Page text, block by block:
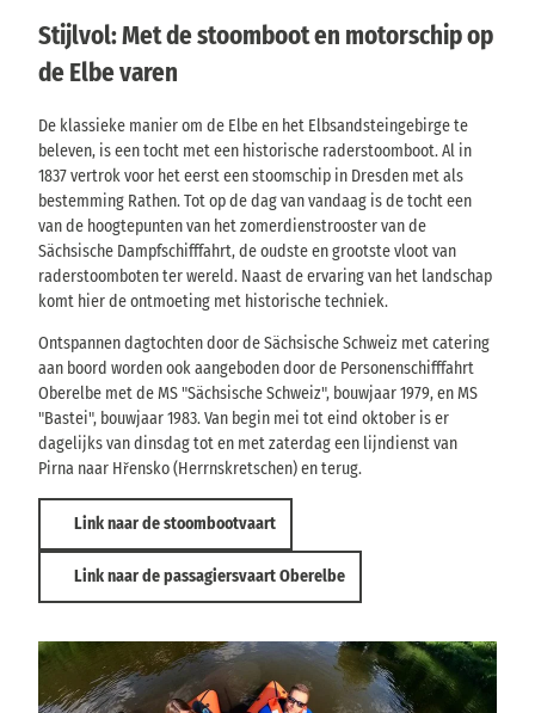
Stijlvol: Met de stoomboot en motorschip op
de Elbe varen
De klassieke manier om de Elbe en het Elbsandsteingebirge te
beleven, is een tocht met een historische raderstoomboot. Al in
1837 vertrok voor het eerst een stoomschip in Dresden met als
bestemming Rathen. Tot op de dag van vandaag is de tocht een
van de hoogtepunten van het zomerdienstrooster van de
Sächsische Dampfschifffahrt, de oudste en grootste vloot van
raderstoomboten ter wereld. Naast de ervaring van het landschap
komt hier de ontmoeting met historische techniek.
Ontspannen dagtochten door de Sächsische Schweiz met catering
aan boord worden ook aangeboden door de Personenschifffahrt
Oberelbe met de MS "Sächsische Schweiz", bouwjaar 1979, en MS
"Bastei", bouwjaar 1983. Van begin mei tot eind oktober is er
dagelijks van dinsdag tot en met zaterdag een lijndienst van
Pirna naar Hřensko (Herrnskretschen) en terug.
Link naar de stoombootvaart
Link naar de passagiersvaart Oberelbe